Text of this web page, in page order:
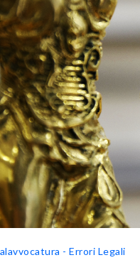
- Errori Legali